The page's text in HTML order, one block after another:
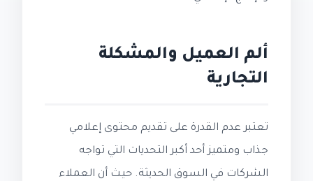
ألم العميل والمشكلة
التجارية
تعتبر عدم القدرة على تقديم محتوى إعلامي
جذاب ومتميز أحد أكبر التحديات التي تواجه
الشركات في السوق الحديثة. حيث أن العملاء